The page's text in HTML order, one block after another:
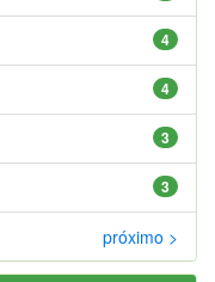
4
4
3
3
próximo >